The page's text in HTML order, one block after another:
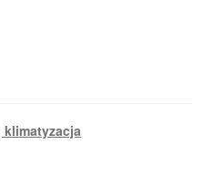
klimatyzacja